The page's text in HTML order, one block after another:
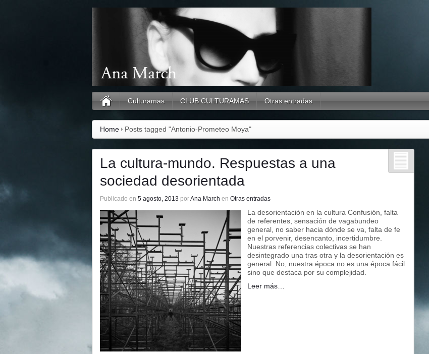
Culturamas CLUB CULTURAMAS Otras entradas
Home Posts tagged "Antonio-Prometeo Moya"
La cultura-mundo. Respuestas a una
sociedad desorientada
Publicado en 5 agosto, 2013 porAna March en Otras entradas
La desorientación en la cultura Confusión, falta
de referentes, sensación de vagabundeo
general, no saber hacia dónde se va, falta de fe
en el porvenir, desencanto, incertidumbre.
Nuestras referencias colectivas se han
desintegrado una tras otra y la desorientación es
general. No, nuestra época no es una época fácil
sino que destaca por su complejidad.
Leer más…